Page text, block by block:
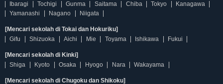
Ibaragi
Tochigi Gunma Saitama Chiba Tokyo
Kanagawa
Yamanashi
Nagano Niigata
[Mencari sekolah di Tokai dan Hokuriku]
Gifu
Shizuoka Aichi Mie Toyama Ishikawa Fukui
[Mencari sekolah di Kinki]
Shiga
Kyoto Osaka Hyogo Nara Wakayama
[Mencari sekolah di Chugoku dan Shikoku]